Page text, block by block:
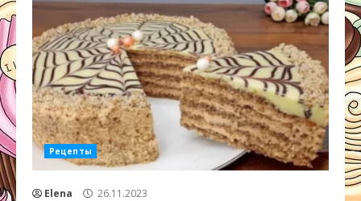
Рецепты
Elena 26.11.2023